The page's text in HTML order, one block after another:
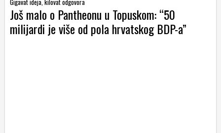
Gigavat ideja, kilovat odgovora
Još malo o Pantheonu u Topuskom: “50
milijardi je više od pola hrvatskog BDP-a”